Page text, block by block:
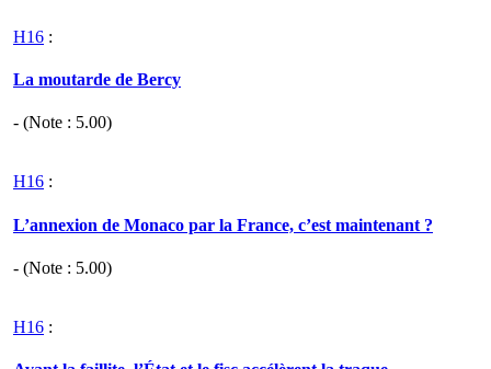
H16 :
La moutarde de Bercy
- (Note : 5.00)
H16 :
L’annexion de Monaco par la France, c’est maintenant ?
- (Note : 5.00)
H16 :